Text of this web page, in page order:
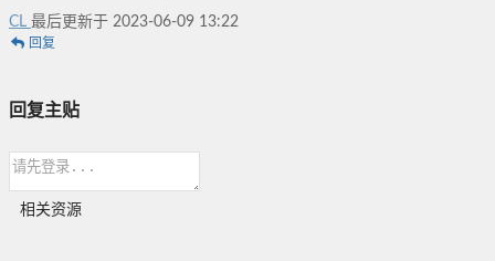
CL 最后更新于 2023-06-09 13:22
回复
回复主贴
相关资源